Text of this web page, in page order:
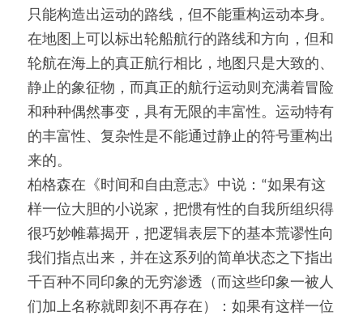
只能构造出运动的路线，但不能重构运动本身。
在地图上可以标出轮船航行的路线和方向，但和
轮航在海上的真正航行相比，地图只是大致的、
静止的象征物，而真正的航行运动则充满着冒险
和种种偶然事变，具有无限的丰富性。运动特有
的丰富性、复杂性是不能通过静止的符号重构出
来的。
柏格森在《时间和自由意志》中说：“如果有这
样一位大胆的小说家，把惯有性的自我所组织得
很巧妙帷幕揭开，把逻辑表层下的基本荒谬性向
我们指点出来，并在这系列的简单状态之下指出
千百种不同印象的无穷渗透（而这些印象一被人
们加上名称就即刻不再存在）：如果有这样一位